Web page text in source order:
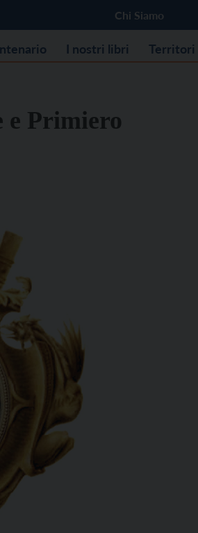
Chi Siamo
I nostri libri Territori
e Primiero